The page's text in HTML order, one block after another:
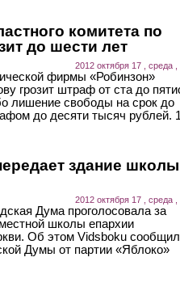
комитета по
до шести лет
2012 октября 17 , среда ,
фирмы «Робинзон»
грозит штраф от ста до
лишение свободы на срок до
до десяти тысяч рублей.
здание школы
2012 октября 17 , среда ,
Дума проголосовала за
школы епархии
Об этом Vidsboku сообщил
Думы от партии «Яблоко»